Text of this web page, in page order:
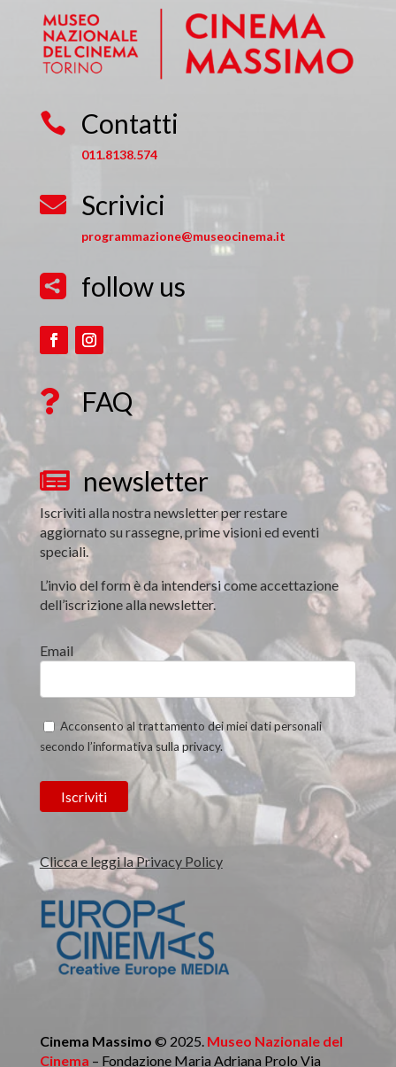
 Contatti
011.8138.574
 Scrivici
programmazione@museocinema.it
 follow us
 FAQ
 newsletter
Iscriviti alla nostra newsletter per restare
aggiornato su rassegne, prime visioni ed eventi
speciali.
L’invio del form è da intendersi come accettazione
dell’iscrizione alla newsletter.
Email
Acconsento al trattamento dei miei dati personali
secondo l’informativa sulla privacy.
Clicca e leggi la Privacy Policy
Cinema Massimo © 2025. Museo Nazionale del
Cinema – Fondazione Maria Adriana Prolo Via